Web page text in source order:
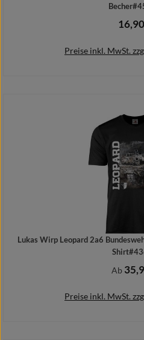
Preise inkl. MwSt.
In den
Lukas Wirp Leopard 2a6
Ab
Preise inkl. MwSt.